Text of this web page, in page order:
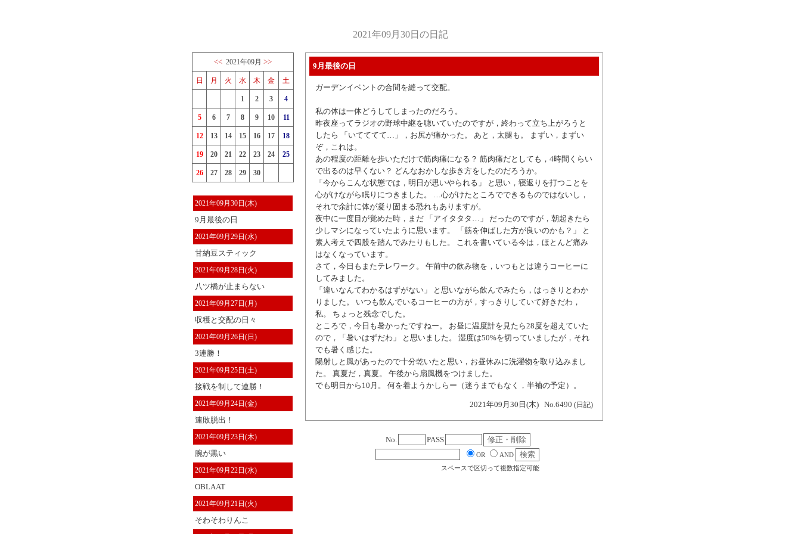
2021年09月30日の日記
<< 2021年09月 >>
日 月 火 水 木 金 土
1 2 3 4
5 6 7 8 9 10 11
12 13 14 15 16 17 18
19 20 21 22 23 24 25
26 27 28 29 30
2021年09月30日(木)
9月最後の日
2021年09月29日(水)
甘納豆スティック
2021年09月28日(火)
八ツ橋が止まらない
2021年09月27日(月)
収穫と交配の日々
2021年09月26日(日)
3連勝！
2021年09月25日(土)
接戦を制して連勝！
2021年09月24日(金)
連敗脱出！
2021年09月23日(木)
腕が黒い
2021年09月22日(水)
OBLAAT
2021年09月21日(火)
そわそわりんこ
9月最後の日
ガーデンイベントの合間を縫って交配。
私の体は一体どうしてしまったのだろう。
昨夜座ってラジオの野球中継を聴いていたのですが，終わって立ち上がろうと
したら 「いてててて…」，お尻が痛かった。 あと，太腿も。 まずい，まずい
ぞ，これは。
あの程度の距離を歩いただけで筋肉痛になる？ 筋肉痛だとしても，4時間くらい
で出るのは早くない？ どんなおかしな歩き方をしたのだろうか。
「今からこんな状態では，明日が思いやられる」 と思い，寝返りを打つことを
心がけながら眠りにつきました。 …心がけたところでできるものではないし，
それで余計に体が凝り固まる恐れもありますが。
夜中に一度目が覚めた時，まだ 「アイタタタ…」 だったのですが，朝起きたら
少しマシになっていたように思います。 「筋を伸ばした方が良いのかも？」 と
素人考えで四股を踏んでみたりもした。 これを書いている今は，ほとんど痛み
はなくなっています。
さて，今日もまたテレワーク。 午前中の飲み物を，いつもとは違うコーヒーに
してみました。
「違いなんてわかるはずがない」 と思いながら飲んでみたら，はっきりとわか
りました。 いつも飲んでいるコーヒーの方が，すっきりしていて好きだわ，
私。 ちょっと残念でした。
ところで，今日も暑かったですねー。 お昼に温度計を見たら28度を超えていた
ので，「暑いはずだわ」 と思いました。 湿度は50%を切っていましたが，それ
でも暑く感じた。
陽射しと風があったので十分乾いたと思い，お昼休みに洗濯物を取り込みまし
た。 真夏だ，真夏。 午後から扇風機をつけました。
でも明日から10月。 何を着ようかしらー（迷うまでもなく，半袖の予定）。
2021年09月30日(木) No.6490 (日記)
No. PASS
OR
AND
スペースで区切って複数指定可能